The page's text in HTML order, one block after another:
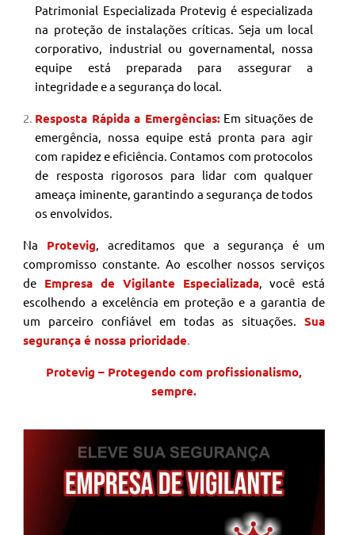
Patrimonial Especializada Protevig é especializada
na proteção de instalações críticas. Seja um local
corporativo, industrial ou governamental, nossa
equipe está preparada para assegurar a
integridade e a segurança do local.
Resposta Rápida a Emergências: Em situações de
emergência, nossa equipe está pronta para agir
com rapidez e eficiência. Contamos com protocolos
de resposta rigorosos para lidar com qualquer
ameaça iminente, garantindo a segurança de todos
os envolvidos.
Na Protevig , acreditamos que a segurança é um
compromisso constante. Ao escolher nossos serviços
de Empresa de Vigilante Especializada, você está
escolhendo a excelência em proteção e a garantia de
um parceiro confiável em todas as situações.
Sua
segurança é nossa prioridade
Protevig – Protegendo com profissionalismo,
sempre.